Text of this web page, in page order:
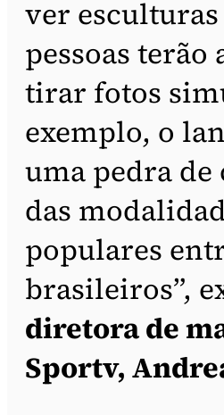
ver
pessoas terão
tirar fotos
exemplo, o
uma pedra
das
populares
brasileiros”,
diretora de
Sportv,